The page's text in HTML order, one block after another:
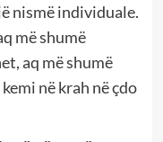
nismë individuale.
më shumë
aq më shumë
në krah në çdo